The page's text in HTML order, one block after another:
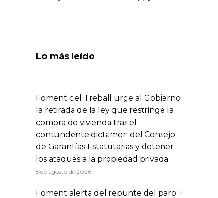
Lo más leído
Foment del Treball urge al Gobierno
la retirada de la ley que restringe la
compra de vivienda tras el
contundente dictamen del Consejo
de Garantías Estatutarias y detener
los ataques a la propiedad privada
5 de agosto de 2026
Foment alerta del repunte del paro